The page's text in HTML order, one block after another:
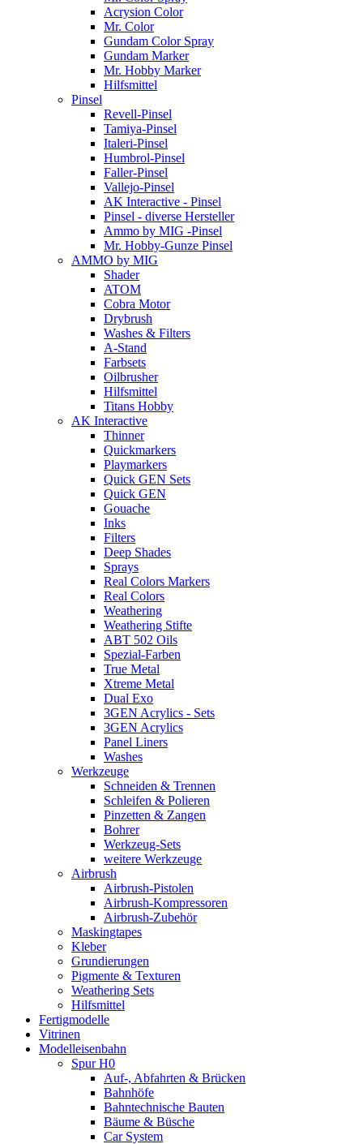
Acrysion Color
Mr. Color
Gundam Color Spray
Gundam Marker
Mr. Hobby Marker
Hilfsmittel
Pinsel
Revell-Pinsel
Tamiya-Pinsel
Italeri-Pinsel
Humbrol-Pinsel
Faller-Pinsel
Vallejo-Pinsel
AK Interactive - Pinsel
Pinsel - diverse Hersteller
Ammo by MIG -Pinsel
Mr. Hobby-Gunze Pinsel
AMMO by MIG
Shader
ATOM
Cobra Motor
Drybrush
Washes & Filters
A-Stand
Farbsets
Oilbrusher
Hilfsmittel
Titans Hobby
AK Interactive
Thinner
Quickmarkers
Playmarkers
Quick GEN Sets
Quick GEN
Gouache
Inks
Filters
Deep Shades
Sprays
Real Colors Markers
Real Colors
Weathering
Weathering Stifte
ABT 502 Oils
Spezial-Farben
True Metal
Xtreme Metal
Dual Exo
3GEN Acrylics - Sets
3GEN Acrylics
Panel Liners
Washes
Werkzeuge
Schneiden & Trennen
Schleifen & Polieren
Pinzetten & Zangen
Bohrer
Werkzeug-Sets
weitere Werkzeuge
Airbrush
Airbrush-Pistolen
Airbrush-Kompressoren
Airbrush-Zubehör
Maskingtapes
Kleber
Grundierungen
Pigmente & Texturen
Weathering Sets
Hilfsmittel
Fertigmodelle
Vitrinen
Modelleisenbahn
Spur H0
Auf-, Abfahrten & Brücken
Bahnhöfe
Bahntechnische Bauten
Bäume & Büsche
Car System